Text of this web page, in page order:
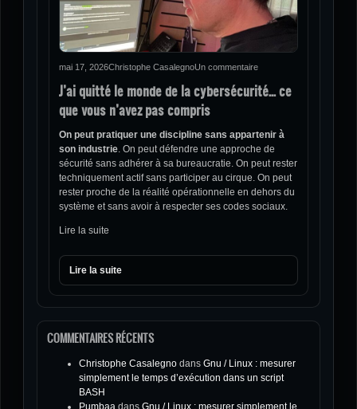
mai 17, 2026Christophe CasalegnoUn commentaire
J’ai quitté le monde de la cybersécurité… ce
que vous n’avez pas compris
On peut pratiquer une discipline sans appartenir à
son industrie. On peut défendre une approche de
sécurité sans adhérer à sa bureaucratie. On peut rester
techniquement actif sans participer au cirque. On peut
rester proche de la réalité opérationnelle en dehors du
système et sans avoir à respecter ses codes sociaux.
Lire la suite
Lire la suite
COMMENTAIRES RÉCENTS
Christophe Casalegno dans Gnu / Linux : mesurer
simplement le temps d’exécution dans un script
BASH